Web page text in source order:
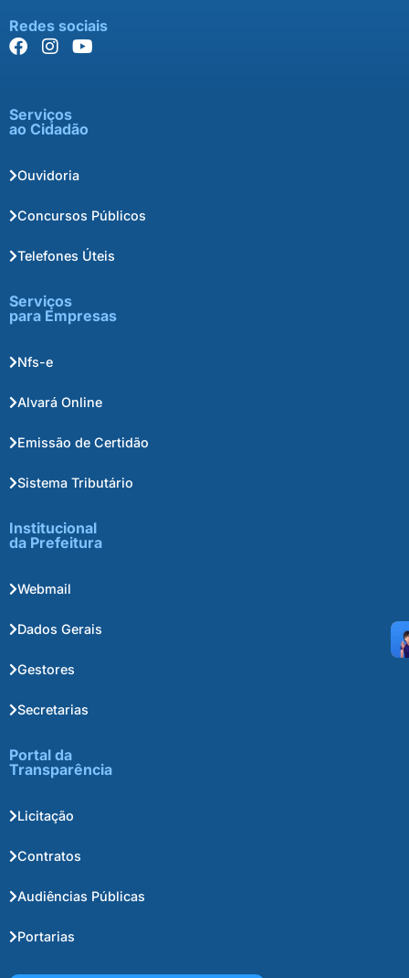
Redes sociais
Serviços
ao Cidadão
Ouvidoria
Concursos Públicos
Telefones Úteis
Serviços
para Empresas
Nfs-e
Alvará Online
Emissão de Certidão
Sistema Tributário
Institucional
da Prefeitura
Webmail
Dados Gerais
Gestores
Secretarias
Portal da
Transparência
Licitação
Contratos
Audiências Públicas
Portarias